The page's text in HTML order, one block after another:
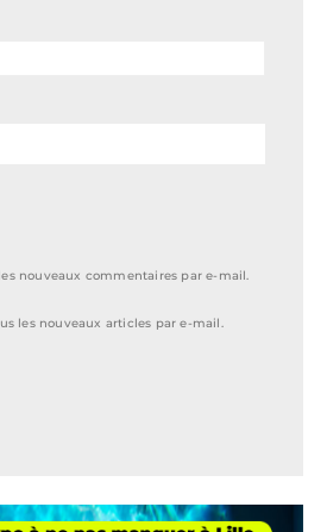
nouveaux commentaires par e-mail.
les nouveaux articles par e-mail.